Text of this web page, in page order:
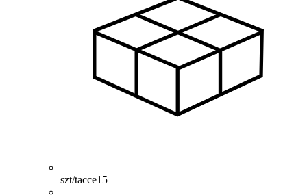
szt/tacce15